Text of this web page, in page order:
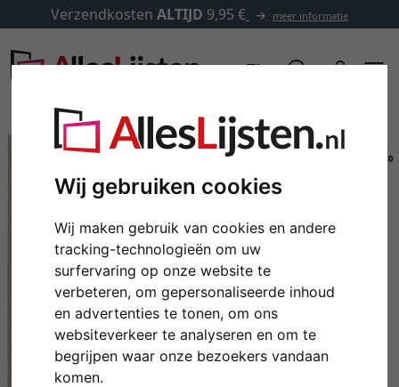
Wij gebruiken cookies
Wij maken gebruik van cookies en andere
tracking-technologieën om uw
surfervaring op onze website te
verbeteren, om gepersonaliseerde inhoud
en advertenties te tonen, om ons
websiteverkeer te analyseren en om te
begrijpen waar onze bezoekers vandaan
komen.
Verzendkosten ALTIJD 9,95 € meer informatie
Terug